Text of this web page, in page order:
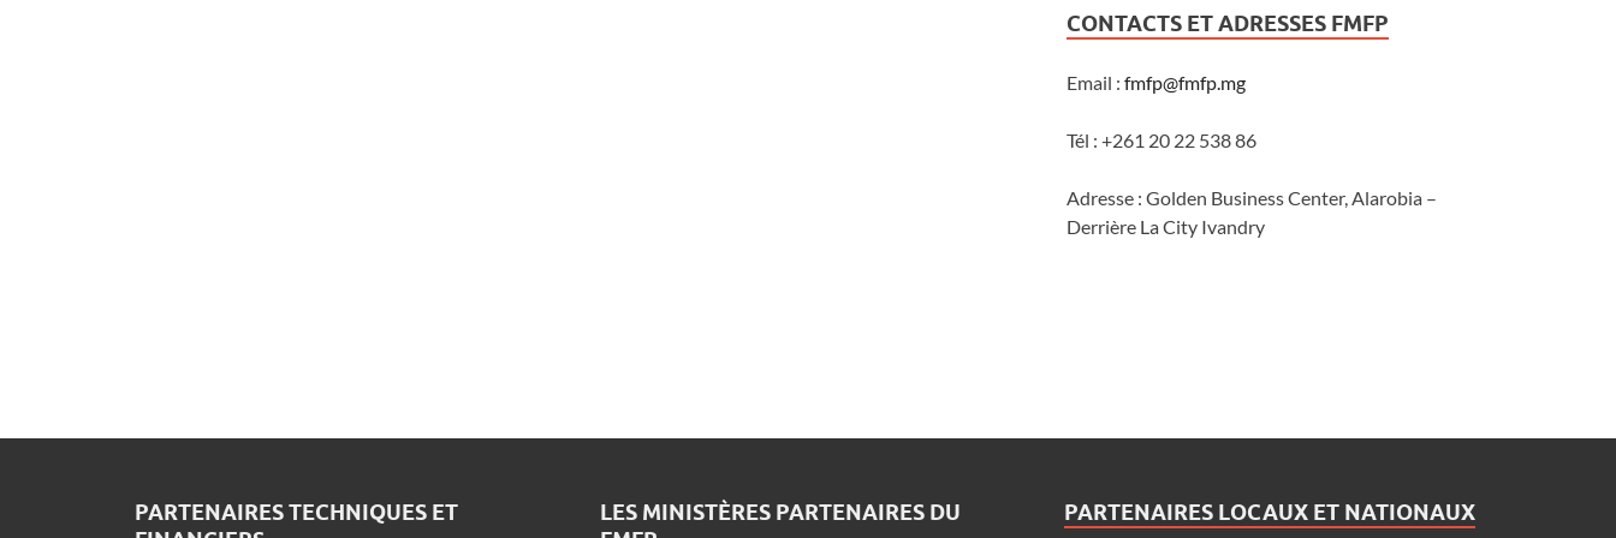
CONTACTS ET ADRESSES FMFP
Email :fmfp@fmfp.mg
Tél : +261 20 22 538 86
Adresse : Golden Business Center, Alarobia –
Derrière La City Ivandry
PARTENAIRES TECHNIQUES ET
LES MINISTÈRES PARTENAIRES DU
PARTENAIRES LOCAUX ET NATIONAUX